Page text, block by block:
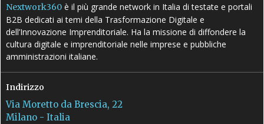
Nextwork360 è il più grande network in Italia di testate e portali
B2B dedicati ai temi della Trasformazione Digitale e
dell’Innovazione Imprenditoriale. Ha la missione di diffondere la
cultura digitale e imprenditoriale nelle imprese e pubbliche
amministrazioni italiane.
Indirizzo
Via Moretto da Brescia, 22
Milano - Italia